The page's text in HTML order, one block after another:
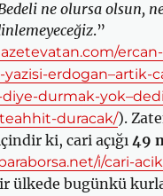
ne olursa olsun,
.”
yazisi-erdogan–artik-
durmak-
duracak/).
ki, cari açığı49
i/cari-
ülkede bugünkü